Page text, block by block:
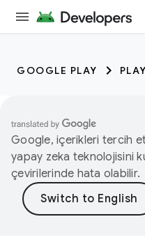
GOOGLE PLAY
Google, içerikleri tercih
yapay zeka teknolojisini
çevirilerinde hata olabilir.